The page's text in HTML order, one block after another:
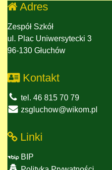
Adres
Zespół Szkół
ul. Plac Uniwersytecki 3
96-130 Głuchów
Kontakt
tel. 46 815 70 79
zsgluchow@wikom.pl
Linki
BIP